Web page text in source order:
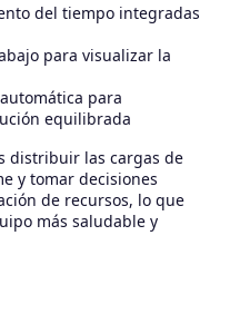
del tiempo integradas
para visualizar la
para
equilibrada
distribuir las cargas de
y tomar decisiones
de recursos, lo que
más saludable y